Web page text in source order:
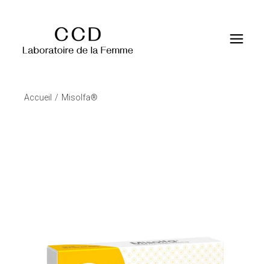
Accueil Misolfa®